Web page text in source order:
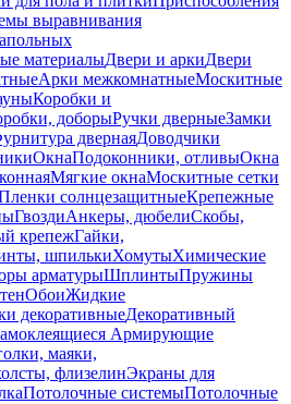
выравнивания
материалыДвери и аркиДвери
Арки межкомнатныеМоскитные
Коробки и
доборыРучки дверныеЗамки
двернаяДоводчики
ОкнаПодоконники, отливыОкна
Мягкие окнаМоскитные сетки
солнцезащитныеКрепежные
ГвоздиАнкеры, дюбелиСкобы,
крепежГайки,
шпилькиХомутыХимические
арматурыШплинтыПружины
ОбоиЖидкие
декоративныеДекоративный
Армирующие
маяки,
флизелинЭкраны для
Потолочные системыПотолочные